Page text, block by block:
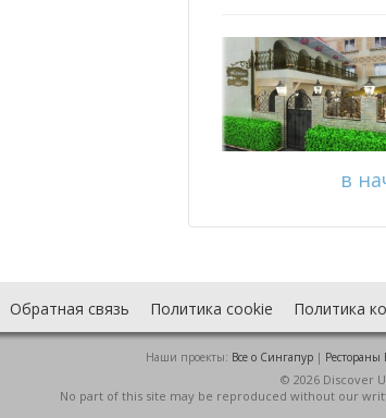
в
Обратная связь Политика cookie Политика
Наши проекты: Все о Cингапур | Рестораны
© 2026 Discover
No part of this site may be reproduced without our